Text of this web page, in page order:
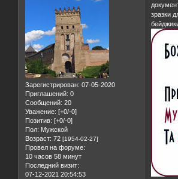
Зарегистрирован: 07-05-2020
Приглашений: 0
Сообщений: 20
Уважение: [+0/-0]
Позитив: [+0/-0]
Пол: Мужской
Возраст: 72 [1954-02-27]
Провел на форуме:
10 часов 58 минут
Последний визит:
07-12-2021 20:54:53
зразки